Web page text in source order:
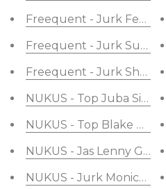
Freequent - Jurk Feniya
Freequent - Jurk Sucre
Freequent - Jurk Shani
NUKUS - Top Juba
NUKUS - Top Blake Camel
NUKUS - Jas Lenny
NUKUS - Jurk Monica